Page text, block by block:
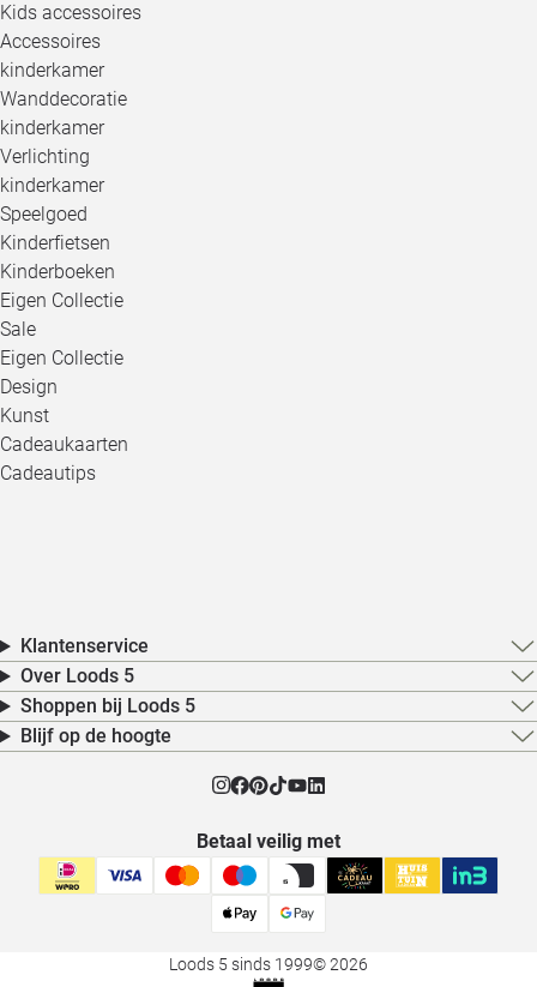
Kids accessoires
Accessoires
kinderkamer
Wanddecoratie
kinderkamer
Verlichting
kinderkamer
Speelgoed
Kinderfietsen
Kinderboeken
Eigen Collectie
Sale
Eigen Collectie
Design
Kunst
Cadeaukaarten
Cadeautips
Klantenservice
Over Loods 5
Shoppen bij Loods 5
Blijf op de hoogte
Betaal veilig met
Loods 5 sinds 1999© 2026